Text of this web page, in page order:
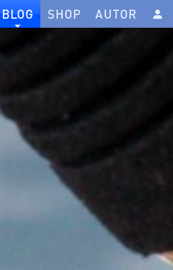
BLOG SHOP AUTOR